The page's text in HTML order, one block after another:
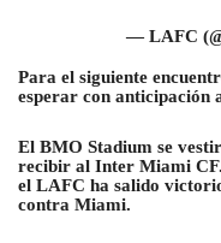
— LAFC
Para el siguiente
esperar con anticipación
El BMO Stadium se
recibir al Inter Miami
el LAFC ha salido
contra Miami.